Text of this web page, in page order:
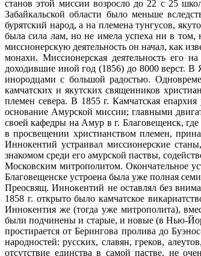
станов этой миссии возросло до 22 с 25
Забайкальской области было меньше
бурятский народ, а на племена тунгусов,
была сила лам, но не имела успеха ни в
миссионерскую деятельность он начал, как
монахи. Миссионерская деятельность его
доходившие иной год (1856) до 8000 верст. Β
инородцами с большой радостью.
камчатских и якутских священников
племен севера. Β 1855 г. Камчатская
основание Амурской миссии; главными
своей кафедры на Амур в г. Благовещенск,
в просвещении христианством племен,
Иннокентий устраивал миссионерские
знакомом среди его амурской паствы,
Московским митрополитом. Окончательное
Благовещенске устроена была уже полная
Преосвящ. Иннокентий не оставлял без
1858 г. открыто было камчатское
Иннокентия же (тогда уже митрополита),
были подчинены и старые, и новые (в Нью-
простирается от Берингова пролива до
народностей: русских, славян, греков,
отсутствие единства в самой пастве, не